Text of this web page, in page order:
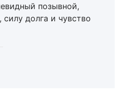
позывной,
долга и чувство